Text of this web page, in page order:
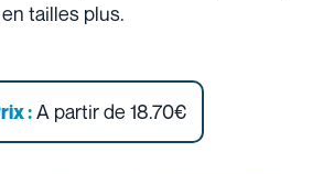
tailles plus.
:A partir de 18.70€